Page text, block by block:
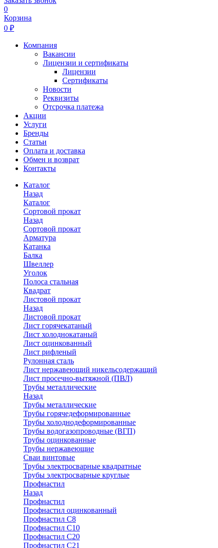
0
Корзина
0 ₽
Компания
Вакансии
Лицензии и сертификаты
Лицензии
Сертификаты
Новости
Реквизиты
Отсрочка платежа
Акции
Услуги
Бренды
Статьи
Оплата и доставка
Обмен и возврат
Контакты
Каталог
Назад
Каталог
Сортовой прокат
Назад
Сортовой прокат
Арматура
Катанка
Балка
Швеллер
Уголок
Полоса стальная
Квадрат
Листовой прокат
Назад
Листовой прокат
Лист горячекатаный
Лист холоднокатаный
Лист оцинкованный
Лист рифленый
Рулонная сталь
Лист нержавеющий никельсодержащий
Лист просечно-вытяжной (ПВЛ)
Трубы металлические
Назад
Трубы металлические
Трубы горячедеформированные
Трубы холоднодеформированные
Трубы водогазопроводные (ВГП)
Трубы оцинкованные
Трубы нержавеющие
Сваи винтовые
Трубы электросварные квадратные
Трубы электросварные круглые
Профнастил
Назад
Профнастил
Профнастил оцинкованный
Профнастил С8
Профнастил С10
Профнастил С20
Профнастил С21